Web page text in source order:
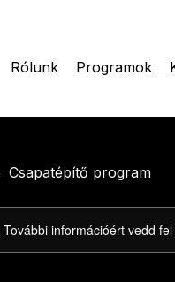
Rólunk Programok
Csapatépítő program
információért vedd